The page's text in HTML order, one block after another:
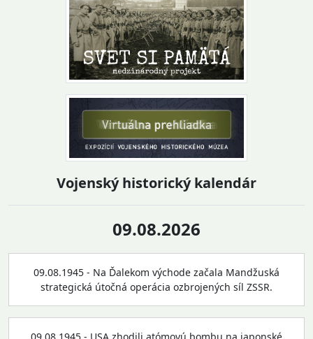
Vojenský historický kalendár
09.08.2026
09.08.1945 - Na Ďalekom východe začala Mandžuská
strategická útočná operácia ozbrojených síl ZSSR.